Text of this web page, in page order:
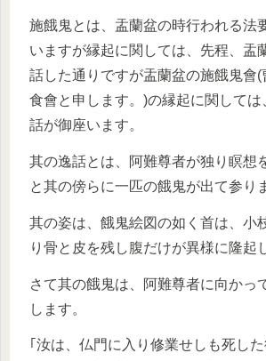
施餓鬼とは、盂蘭盆の時行われる法
いますが縁起に関しては、先程、盂
話した通りですが盂蘭盆の施餓鬼會
食會と申します。)の縁起に関しては
話が御座います。
其の逸話とは、阿難尊者が独り瞑想
と其の傍らに一匹の餓鬼が出て参り
其の姿は、餓鬼絵図の如く首は、小
り骨と皮を残し腹だけが異様に隆起
さて其の餓鬼は、阿難尊者に向かっ
します。
｢汝は、仏門に入り修業せしも死し